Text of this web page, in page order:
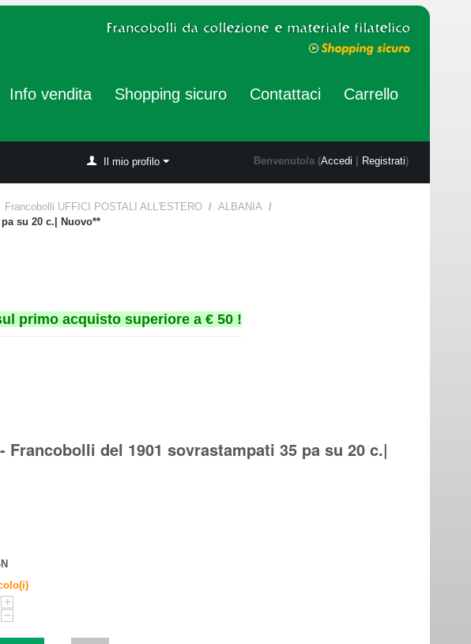
Info vendita Shopping sicuro Contattaci Carrello
Il mio profilo Benvenuto/a (Accedi Registrati)
Francobolli UFFICI POSTALI ALL'ESTERO / ALBANIA /
su 20 c.| Nuovo**
primo acquisto superiore a € 50 !
Francobolli del 1901 sovrastampati 35 pa su 20 c.|
+
−